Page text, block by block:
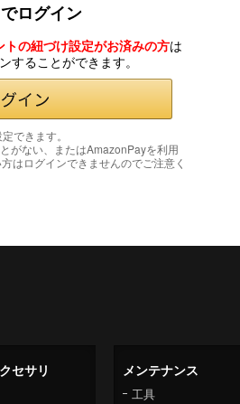
ログイン
の紐づけ設定がお済みの方は
することができます。
できます。
がない、またはAmazonPayを利用
はログインできませんのでご注意く
セサリ メンテナンス
工具